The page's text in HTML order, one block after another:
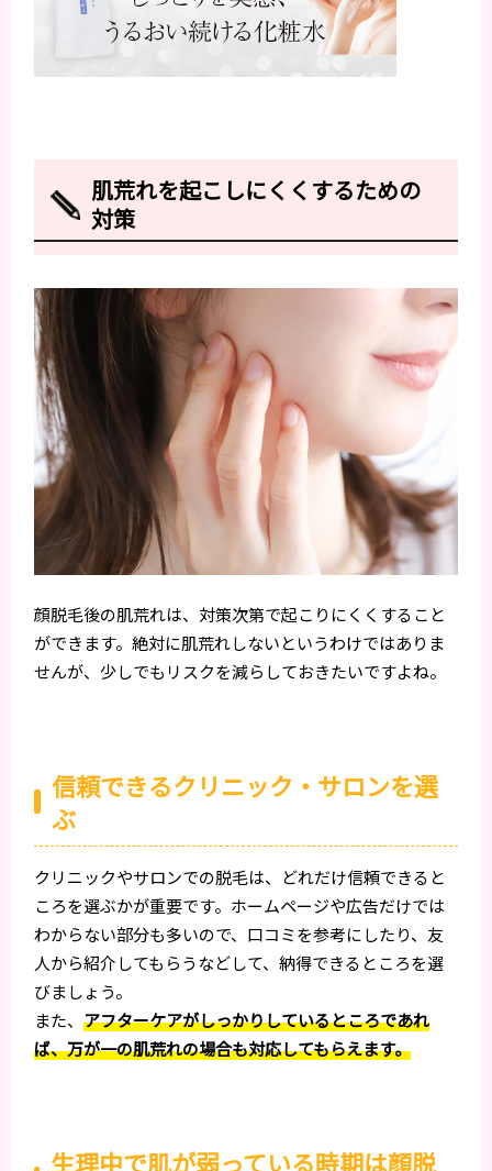
肌荒れを起こしにくくするための
対策
顔脱毛後の肌荒れは、対策次第で起こりにくくすること
ができます。絶対に肌荒れしないというわけではありま
せんが、少しでもリスクを減らしておきたいですよね。
信頼できるクリニック・サロンを選
ぶ
クリニックやサロンでの脱毛は、どれだけ信頼できると
ころを選ぶかが重要です。ホームページや広告だけでは
わからない部分も多いので、口コミを参考にしたり、友
人から紹介してもらうなどして、納得できるところを選
びましょう。
また、アフターケアがしっかりしているところであれ
ば、万が一の肌荒れの場合も対応してもらえます。
生理中で肌が弱っている時期は顔脱